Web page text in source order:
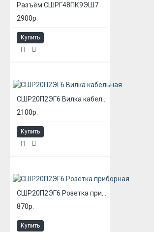
Разъём СШРГ48ПК9ЭШ7
2900р.
Купить
2100р.
Купить
870р.
Купить